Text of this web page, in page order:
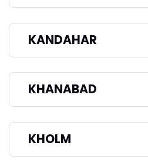
KANDAHAR
KHANABAD
KHOLM